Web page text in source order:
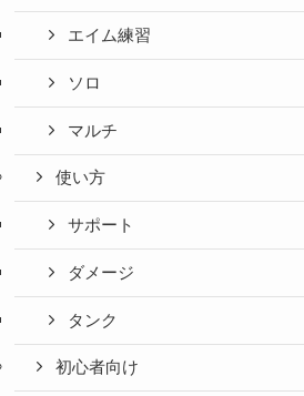
エイム練習
ソロ
マルチ
使い方
サポート
ダメージ
タンク
初心者向け